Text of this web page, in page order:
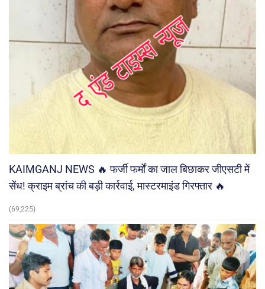
KAIMGANJ NEWS 🔥 फर्जी फर्मों का जाल बिछाकर जीएसटी में
सेंध! क्राइम ब्रांच की बड़ी कार्रवाई, मास्टरमाइंड गिरफ्तार 🔥
(69,225)